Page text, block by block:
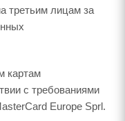
третьим лицам за
картам
с требованиями
Europe Sprl.